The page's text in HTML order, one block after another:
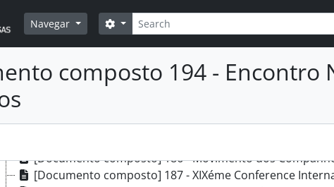
Navegar
Pesquisar
Opções de busca
composto 194 - Encontro
[Documento composto] 178 - Escolas Católicas, 1984 -
[Documento composto] 179 - Semanas Sociais (de
[Documento composto] 181 - Bureau International
[Documento composto] 182 - Jornadas Sócio-Caritativas,
[Documento simples] 184 - Instituto de Estudos e
[Documento composto] 186 - Movimento dos
[Documento composto] 187 - XIXéme Conference